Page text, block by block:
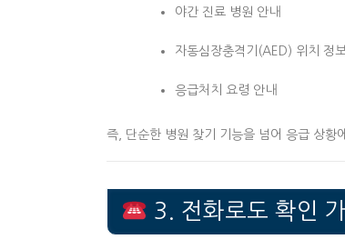
야간 진료 병원 안내
자동심장충격기(AED) 위치 정보
응급처치 요령 안내
즉, 단순한 병원 찾기 기능을 넘어 응급 상황
3. 전화로도 확인